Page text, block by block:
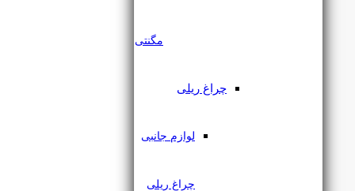
مگنتی
چراغ ریلی
لوازم جانبی
چراغ ریلی